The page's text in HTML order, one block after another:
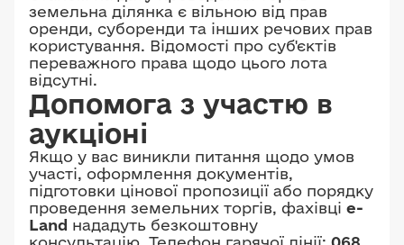
земельна ділянка є вільною від прав
оренди, суборенди та інших речових прав
користування. Відомості про суб'єктів
переважного права щодо цього лота
відсутні.
Допомога з участю в
аукціоні
Якщо у вас виникли питання щодо умов
участі, оформлення документів,
підготовки цінової пропозиції або порядку
проведення земельних торгів, фахівці e-
Land нададуть безкоштовну